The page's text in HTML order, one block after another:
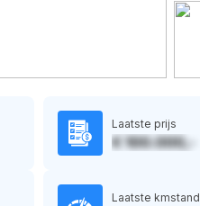
Laatste prijs
€ 100.000,-
Laatste kmstand